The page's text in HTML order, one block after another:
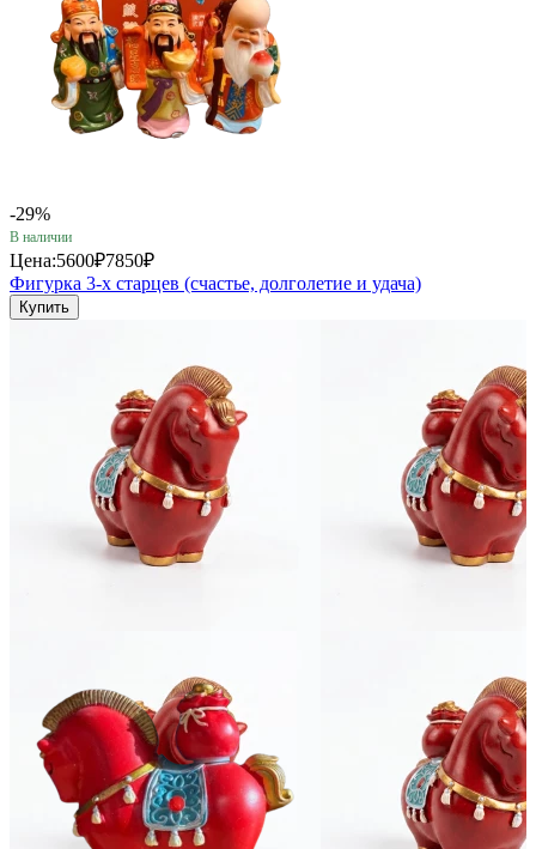
-29%
В наличии
Цена:5600₽7850₽
Фигурка 3-х старцев (счастье, долголетие и удача)
Купить